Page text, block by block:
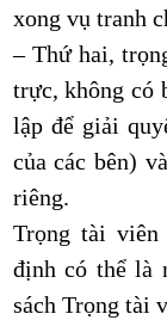
xong vụ tranh
– Thứ hai,
trực, không có
lập để giải
của các bên)
riêng.
Trọng tài viên
định có thể là
sách Trọng tài